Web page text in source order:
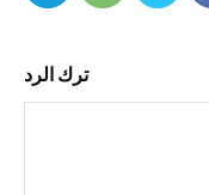
ترك الرد